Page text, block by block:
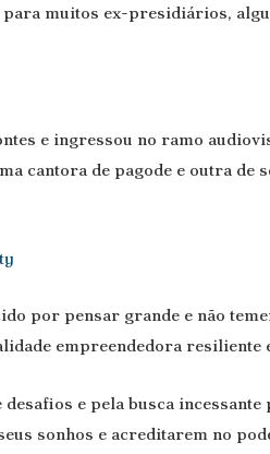
muitos ex-presidiários,
e ingressou no ramo
cantora de pagode e outra
por pensar grande e não
empreendedora
e pela busca
sonhos e acreditarem no